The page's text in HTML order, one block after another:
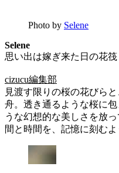
Photo by Selene
Selene
思い出は嫁ぎ来た日の花筏
cizucu編集部
見渡す限りの桜の花びら
舟。透き通るような桜に
うな幻想的な美しさを放
間と時間を、記憶に刻むよ